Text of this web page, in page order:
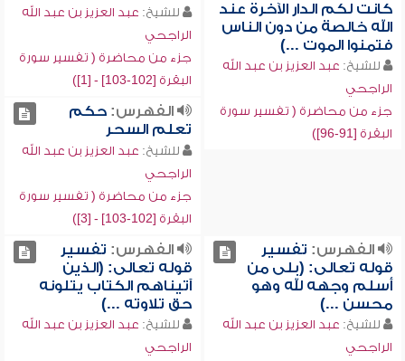
كانت لكم الدار الآخرة عند
الله خالصة من دون الناس
فتمنوا الموت ...)
للشيخ: عبد العزيز بن عبد الله
الراجحي
جزء من محاضرة ( تفسير سورة
البقرة [91-96])
للشيخ: عبد العزيز بن عبد الله
الراجحي
جزء من محاضرة ( تفسير سورة
البقرة [102-103] - [1])
الفهرس:حكم
تعلم السحر
للشيخ: عبد العزيز بن عبد الله
الراجحي
جزء من محاضرة ( تفسير سورة
البقرة [102-103] - [3])
الفهرس: تفسير
قوله تعالى: (بلى من
أسلم وجهه لله وهو
محسن ...)
للشيخ: عبد العزيز بن عبد الله
الراجحي
الفهرس: تفسير
قوله تعالى: (الذين
آتيناهم الكتاب يتلونه
حق تلاوته ...)
للشيخ: عبد العزيز بن عبد الله
الراجحي